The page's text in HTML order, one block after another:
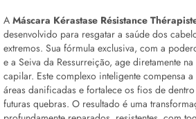
A Máscara Kérastase Résistance
desenvolvido para resgatar a saúde dos
extremos. Sua fórmula exclusiva, com a
e a Seiva da Ressurreição, age diretamente
capilar. Este complexo inteligente compensa
áreas danificadas e fortalece os fios de
futuras quebras. O resultado é uma